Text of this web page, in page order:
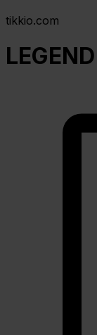
tikkio.com